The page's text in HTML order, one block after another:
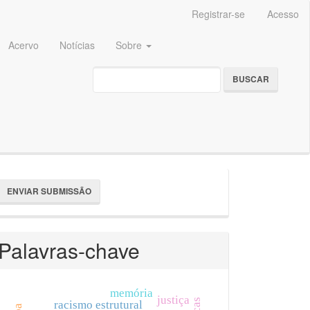
Registrar-se Acesso
Acervo Notícias Sobre
BUSCAR
ENVIAR SUBMISSÃO
Palavras-chave
racismo estrutural justiça
memória